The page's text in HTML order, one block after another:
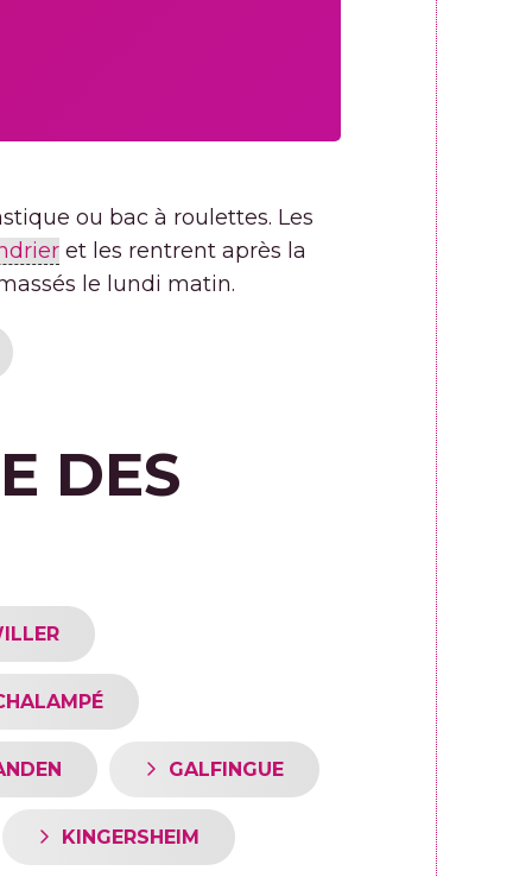
ou bac à roulettes. Les
et les rentrent après la
le lundi matin.
DES
GALFINGUE
KINGERSHEIM